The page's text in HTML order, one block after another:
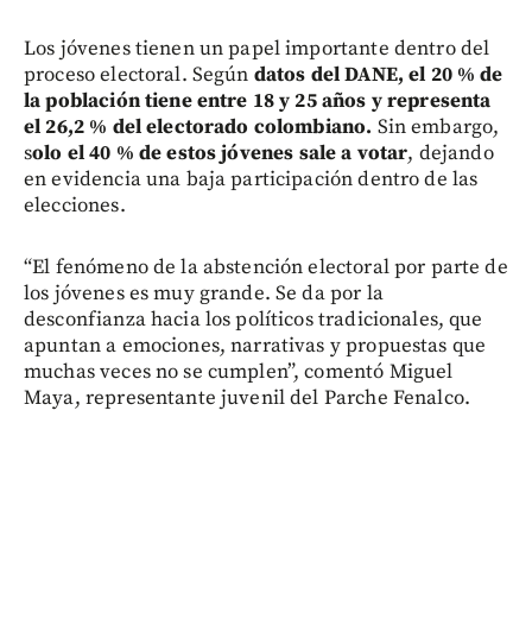
Los jóvenes tienen un papel importante dentro del
proceso electoral. Según datos del DANE, el 20 % de
la población tiene entre 18 y 25 años y representa
el 26,2 % del electorado colombiano. Sin embargo,
solo el 40 % de estos jóvenes sale a votar, dejando
en evidencia una baja participación dentro de las
elecciones.
“El fenómeno de la abstención electoral por parte de
los jóvenes es muy grande. Se da por la
desconfianza hacia los políticos tradicionales, que
apuntan a emociones, narrativas y propuestas que
muchas veces no se cumplen”, comentó Miguel
Maya, representante juvenil del Parche Fenalco.